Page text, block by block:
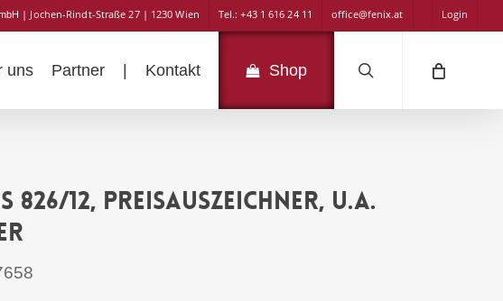
| Jochen-Rindt-Straße 27 | 1230 Wien Tel.: +43 1 616 24 11 office@fenix.at Login
uns Partner | Kontakt Shop
826/12, Preisauszeichner, u.a.